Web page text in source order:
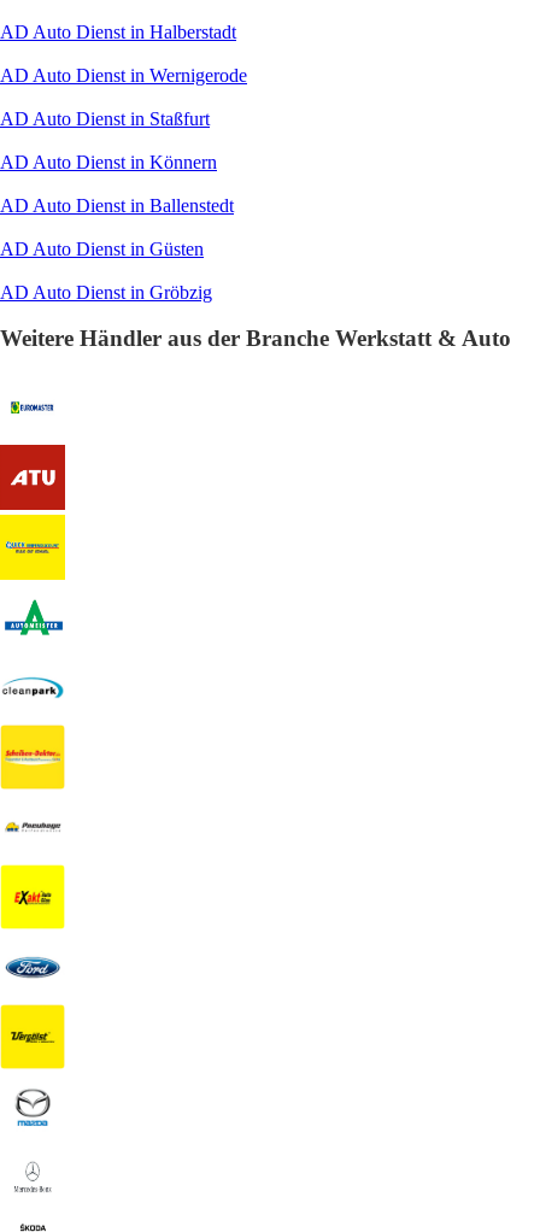
AD Auto Dienst in Halberstadt
AD Auto Dienst in Wernigerode
AD Auto Dienst in Staßfurt
AD Auto Dienst in Könnern
AD Auto Dienst in Ballenstedt
AD Auto Dienst in Güsten
AD Auto Dienst in Gröbzig
Weitere Händler aus der Branche Werkstatt & Auto